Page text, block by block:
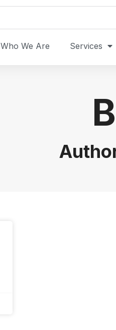
Who We Are Services